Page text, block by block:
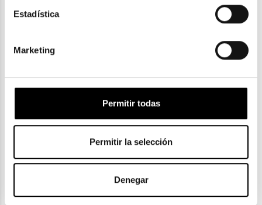
Estadística
Marketing
Permitir todas
Permitir la selección
Denegar
En Stock
CLICK & COLLECT
PAGO SEGURO